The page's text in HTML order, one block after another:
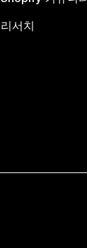
리서치